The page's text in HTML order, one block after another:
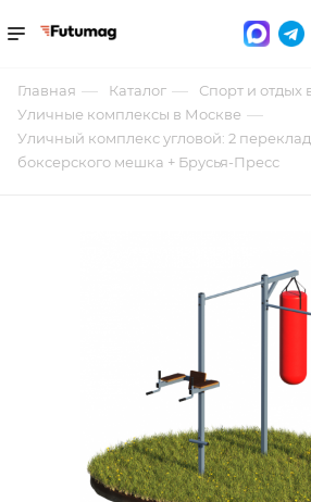
Главная — Каталог — Спорт и отдых
Уличные комплексы в Москве —
Уличный комплекс угловой: 2
боксерского мешка + Брусья-Пресс